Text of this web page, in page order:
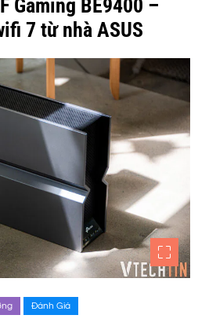
Gaming BE9400 –
7 từ nhà ASUS
Đánh Giá